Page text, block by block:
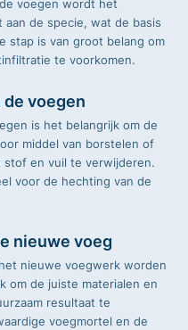
voegen wordt het
de specie, wat de basis
stap is van groot belang om
te voorkomen.
de voegen
is het belangrijk om de
middel van borstelen of
stof en vuil te verwijderen.
voor de hechting van de
nieuwe voeg
nieuwe voegwerk worden
om de juiste materialen en
resultaat te
voegmortel en de